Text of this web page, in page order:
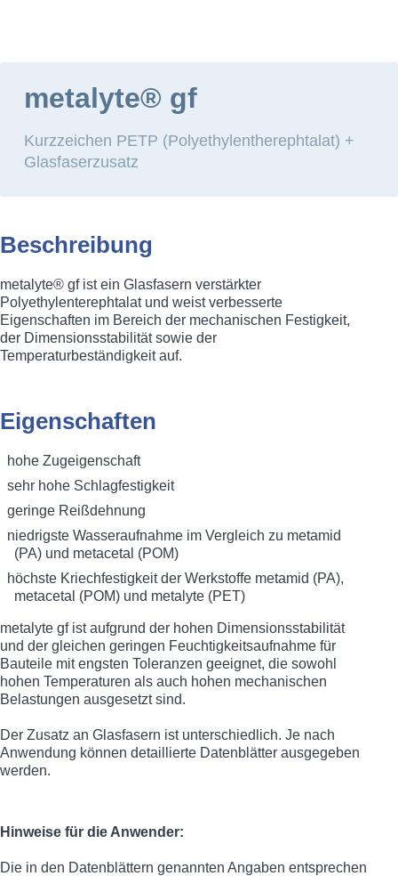
metalyte® gf
Kurzzeichen PETP (Polyethylentherephtalat) +
Glasfaserzusatz
Beschreibung
metalyte® gf ist ein Glasfasern verstärkter
Polyethylenterephtalat und weist verbesserte
Eigenschaften im Bereich der mechanischen Festigkeit,
der Dimensionsstabilität sowie der
Temperaturbeständigkeit auf.
Eigenschaften
hohe Zugeigenschaft
sehr hohe Schlagfestigkeit
geringe Reißdehnung
niedrigste Wasseraufnahme im Vergleich zu metamid
(PA) und metacetal (POM)
höchste Kriechfestigkeit der Werkstoffe metamid (PA),
metacetal (POM) und metalyte (PET)
metalyte gf ist aufgrund der hohen Dimensionsstabilität
und der gleichen geringen Feuchtigkeitsaufnahme für
Bauteile mit engsten Toleranzen geeignet, die sowohl
hohen Temperaturen als auch hohen mechanischen
Belastungen ausgesetzt sind.
Der Zusatz an Glasfasern ist unterschiedlich. Je nach
Anwendung können detaillierte Datenblätter ausgegeben
werden.
Hinweise für die Anwender:
Die in den Datenblättern genannten Angaben entsprechen